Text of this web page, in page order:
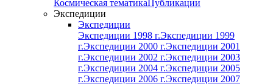
Космическая тематикаПубликации
Экспедиции
Экспедиции
Экспедиции 1998 г.Экспедиции 1999
г.Экспедиции 2000 г.Экспедиции 2001
г.Экспедиции 2002 г.Экспедиции 2003
г.Экспедиции 2004 г.Экспедиции 2005
г.Экспедиции 2006 г.Экспедиции 2007